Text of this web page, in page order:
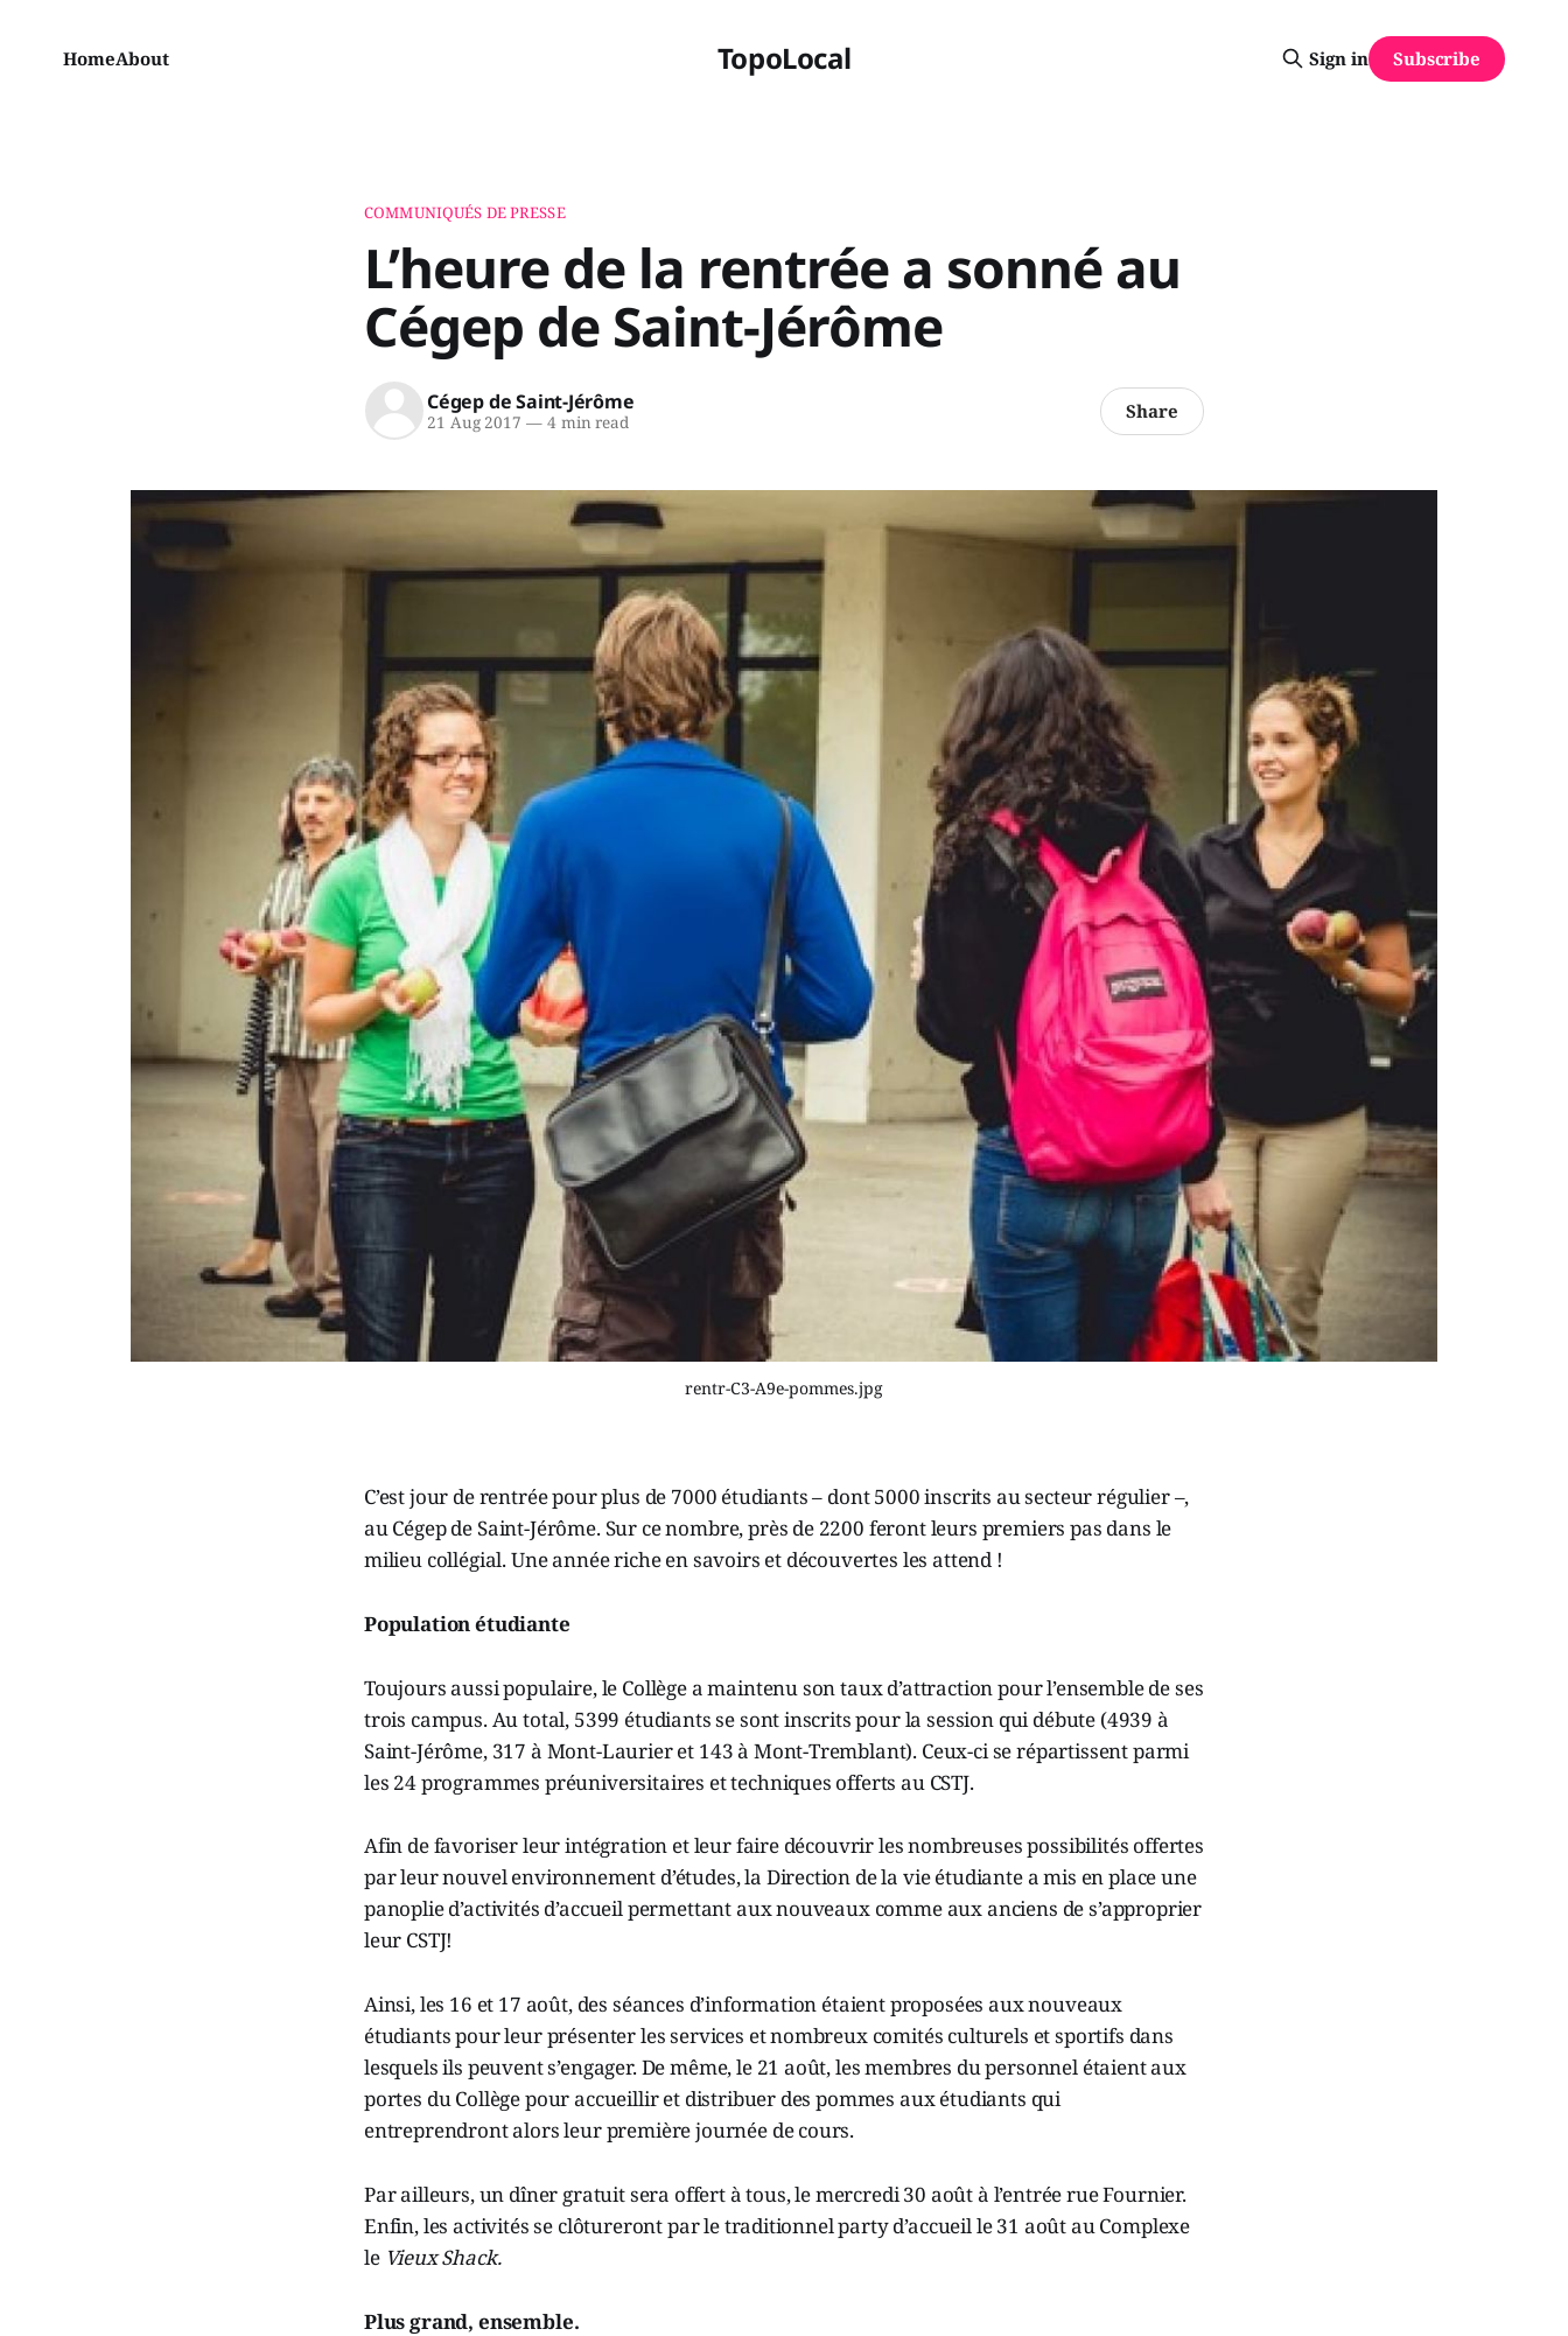
TopoLocal
HomeAbout Sign in Subscribe
COMMUNIQUÉS DE PRESSE
L’heure de la rentrée a sonné au
Cégep de Saint-Jérôme
Cégep de Saint-Jérôme
21 Aug 2017 —4 min read Share
rentr-C3-A9e-pommes.jpg
C’est jour de rentrée pour plus de 7000 étudiants – dont 5000 inscrits au secteur régulier –,
au Cégep de Saint-Jérôme. Sur ce nombre, près de 2200 feront leurs premiers pas dans le
milieu collégial. Une année riche en savoirs et découvertes les attend !
Population étudiante
Toujours aussi populaire, le Collège a maintenu son taux d’attraction pour l’ensemble de ses
trois campus. Au total, 5399 étudiants se sont inscrits pour la session qui débute (4939 à
Saint-Jérôme, 317 à Mont-Laurier et 143 à Mont-Tremblant). Ceux-ci se répartissent parmi
les 24 programmes préuniversitaires et techniques offerts au CSTJ.
Afin de favoriser leur intégration et leur faire découvrir les nombreuses possibilités offertes
par leur nouvel environnement d’études, la Direction de la vie étudiante a mis en place une
panoplie d’activités d’accueil permettant aux nouveaux comme aux anciens de s’approprier
leur CSTJ!
Ainsi, les 16 et 17 août, des séances d’information étaient proposées aux nouveaux
étudiants pour leur présenter les services et nombreux comités culturels et sportifs dans
lesquels ils peuvent s’engager. De même, le 21 août, les membres du personnel étaient aux
portes du Collège pour accueillir et distribuer des pommes aux étudiants qui
entreprendront alors leur première journée de cours.
Par ailleurs, un dîner gratuit sera offert à tous, le mercredi 30 août à l’entrée rue Fournier.
Enfin, les activités se clôtureront par le traditionnel party d’accueil le 31 août au Complexe
le Vieux Shack.
Plus grand, ensemble.